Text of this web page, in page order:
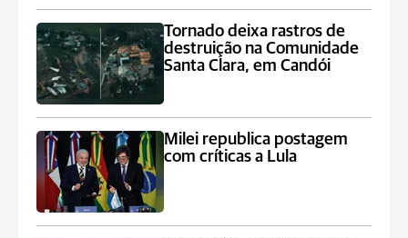
Tornado deixa rastros de
destruição na Comunidade
Santa Clara, em Candói
Milei republica postagem
com críticas a Lula